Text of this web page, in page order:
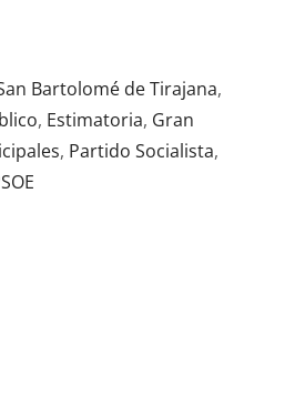
Bartolomé de Tirajana,
, Estimatoria, Gran
, Partido Socialista,